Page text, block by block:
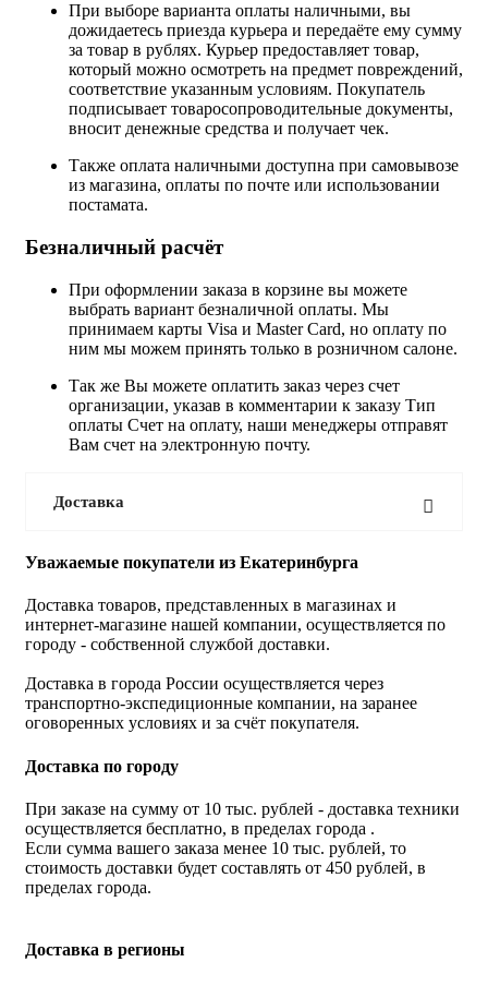
При выборе варианта оплаты наличными, вы
дожидаетесь приезда курьера и передаёте ему сумму
за товар в рублях. Курьер предоставляет товар,
который можно осмотреть на предмет повреждений,
соответствие указанным условиям. Покупатель
подписывает товаросопроводительные документы,
вносит денежные средства и получает чек.
Также оплата наличными доступна при самовывозе
из магазина, оплаты по почте или использовании
постамата.
Безналичный расчёт
При оформлении заказа в корзине вы можете
выбрать вариант безналичной оплаты. Мы
принимаем карты Visa и Master Card, но оплату по
ним мы можем принять только в розничном салоне.
Так же Вы можете оплатить заказ через счет
организации, указав в комментарии к заказу Тип
оплаты Счет на оплату, наши менеджеры отправят
Вам счет на электронную почту.
Доставка
Уважаемые покупатели из Екатеринбурга
Доставка товаров, представленных в магазинах и
интернет-магазине нашей компании, осуществляется по
городу - собственной службой доставки.
Доставка в города России осуществляется через
транспортно-экспедиционные компании, на заранее
оговоренных условиях и за счёт покупателя.
Доставка по городу
При заказе на сумму от 10 тыс. рублей - доставка техники
осуществляется бесплатно, в пределах города .
Если сумма вашего заказа менее 10 тыс. рублей, то
стоимость доставки будет составлять от 450 рублей, в
пределах города.
Доставка в регионы